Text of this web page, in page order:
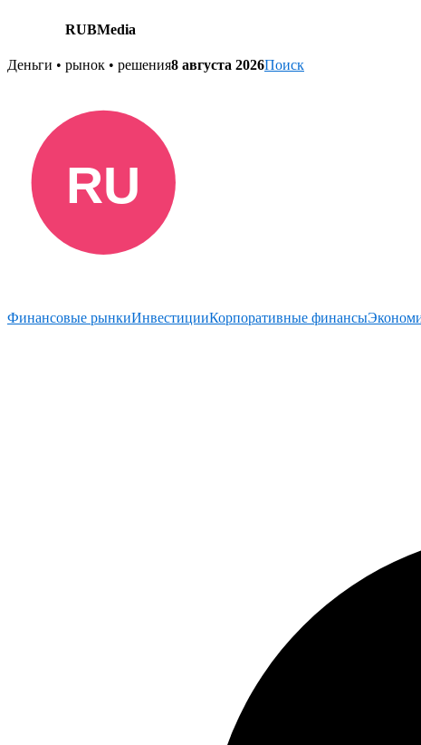
RUBMedia
Skip
Деньги • рынок • решения8 августа 2026Поиск
Финансовые рынкиИнвестицииКорпоративные финансы